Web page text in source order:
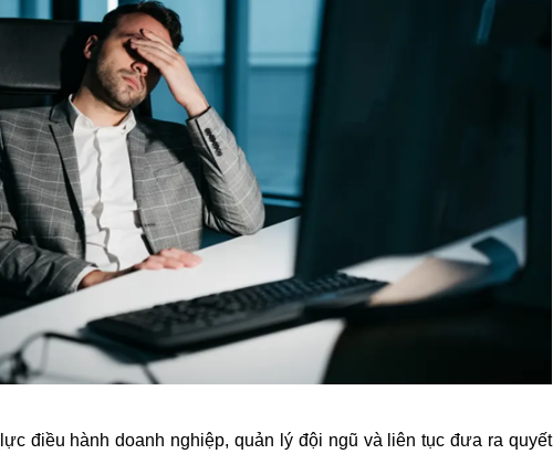
điều hành doanh nghiệp, quản lý đội ngũ và liên tục đưa ra quyết